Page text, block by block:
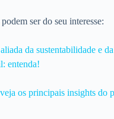
ser do seu interesse:
da sustentabilidade e da
entenda!
os principais insights do